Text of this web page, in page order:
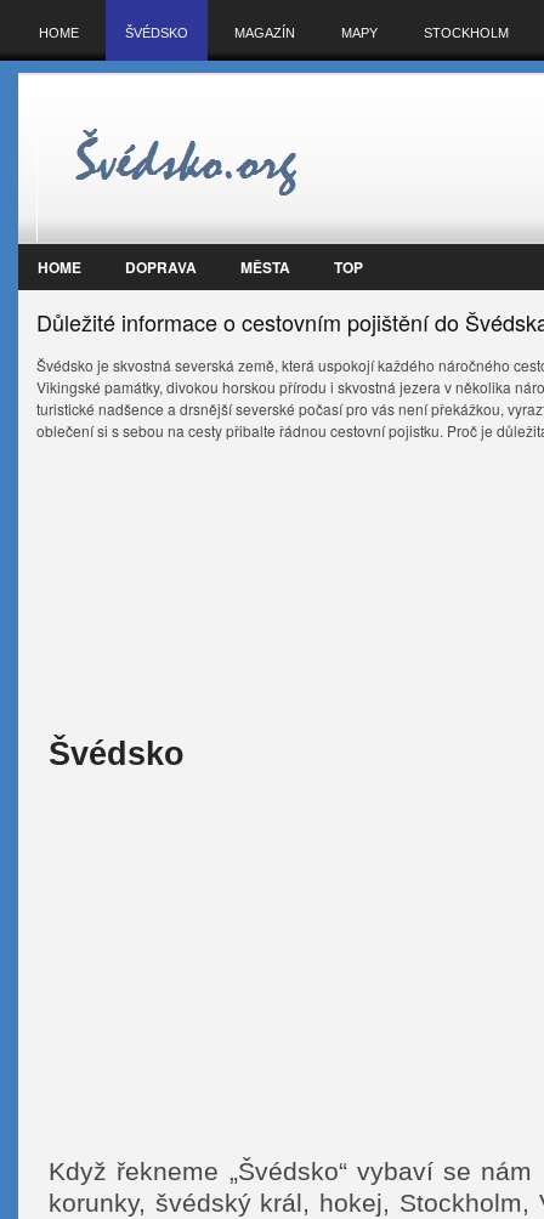
HOME ŠVÉDSKO MAGAZÍN MAPY STOCKHOLM
HOME DOPRAVA MĚSTA TOP
Důležité informace o cestovním pojištění do
Švédsko je skvostná severská země, která uspokojí každého náročného
Vikingské památky, divokou horskou přírodu i skvostná jezera v několika
turistické nadšence a drsnější severské počasí pro vás není překážkou,
oblečení si s sebou na cesty přibalte řádnou cestovní pojistku. Proč je
Švédsko
Když řekneme „Švédsko“ vybaví se
korunky, švédský král, hokej, Stockholm,